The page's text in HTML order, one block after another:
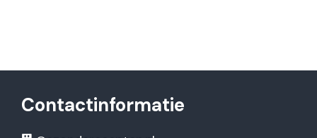
Contactinformatie